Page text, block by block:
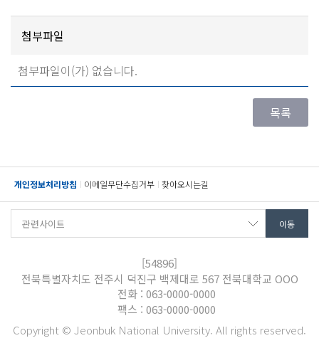
첨부파일
첨부파일이(가) 없습니다.
개인정보처리방침 이메일무단수집거부 찾아오시는길
[54896]
전북특별자치도 전주시 덕진구 백제대로 567 전북대학교 OOO
전화 : 063-0000-0000
팩스 : 063-0000-0000
Copyright © Jeonbuk National University. All rights reserved.